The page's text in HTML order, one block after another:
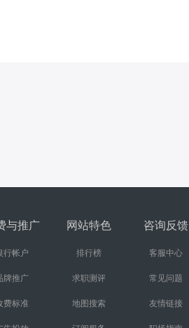
与推广
行帐户
牌推广
费标准
网站特色
排行榜
求职测评
地图搜索
咨询反馈
客服中心
常见问题
友情链接